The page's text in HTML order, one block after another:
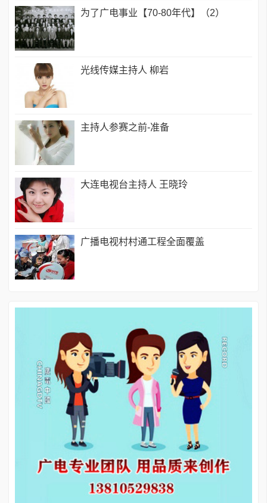
为了广电事业【70-80年代】（2）
光线传媒主持人 柳岩
主持人参赛之前-准备
大连电视台主持人 王晓玲
广播电视村村通工程全面覆盖